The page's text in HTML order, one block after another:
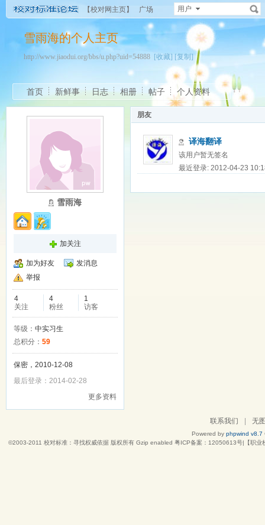
【校对网主页】 广场 用户
雪雨海的个人主页
http://www.jiaodui.org/bbs/u.php?uid=54888 [收藏] [复制]
首页 新鲜事 日志 相册 帖子 个人资料
雪雨海
加关注
加为好友
发消息
举报
4
关注
4
粉丝
1
访客
等级： 中实习生
总积分： 59
保密，2010-12-08
最后登录：2014-02-28
更多资料
朋友
译海翻译
该用户暂无签名
最近登录: 2012-04-23
联系我们 无
Powered by phpwind v8.7
©2003-2011 校对标准：寻找权威依据 版权所有 Gzip enabled 粤ICP备案：12050613号|【职业